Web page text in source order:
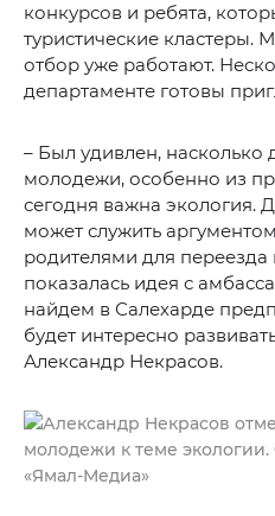
конкурсов и ребята,
туристические
отбор уже работают.
департаменте готовы
– Был удивлен, насколько
молодежи, особенно из
сегодня важна экология.
может служить
родителями для
показалась идея с
найдем в Салехарде
будет интересно
Александр Некрасов.